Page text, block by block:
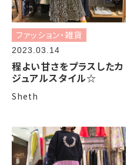
ファッション・雑貨
2023.03.14
程よい甘さをプラスしたカ
ジュアルスタイル☆
Sheth